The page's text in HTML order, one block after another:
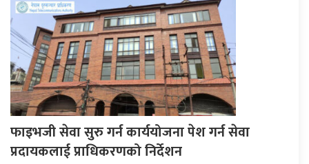
फाइभजी सेवा सुरु गर्न कार्ययोजना पेश गर्न सेवा
प्रदायकलाई प्राधिकरणको निर्देशन